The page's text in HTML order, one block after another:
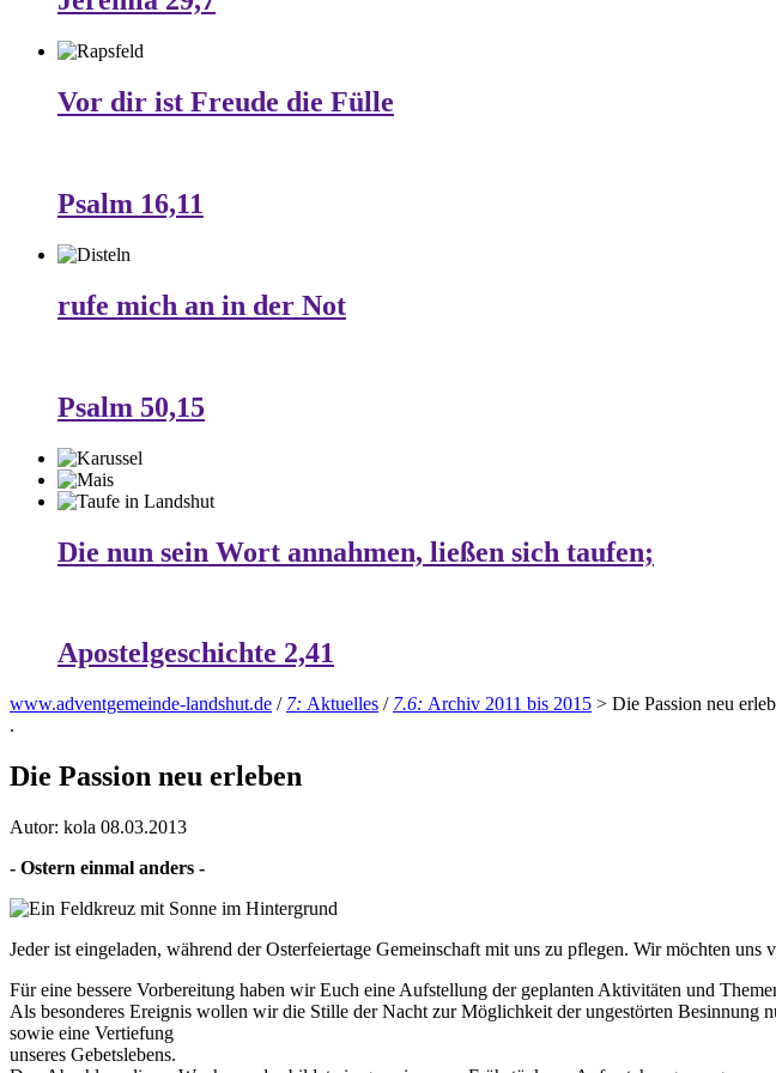
Vor dir ist Freude die Fülle
Psalm 16,11
rufe mich an in der Not
Psalm 50,15
Die nun sein Wort annahmen, ließen sich taufen;
Apostelgeschichte 2,41
www.adventgemeinde-landshut.de / 7: Aktuelles / 7.6: Archiv 2011 bis 2015 > Die Passion neu
.
Die Passion neu erleben
Autor: kola 08.03.2013
- Ostern einmal anders -
Jeder ist eingeladen, während der Osterfeiertage Gemeinschaft mit uns zu pflegen. Wir möchten uns
Für eine bessere Vorbereitung haben wir Euch eine Aufstellung der geplanten Aktivitäten und
Als besonderes Ereignis wollen wir die Stille der Nacht zur Möglichkeit der ungestörten Besinnung
sowie eine Vertiefung
unseres Gebetslebens.